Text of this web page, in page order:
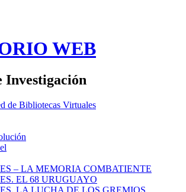
WEB
Investigación
de Bibliotecas Virtuales
– LA MEMORIA COMBATIENTE
EL 68 URUGUAYO